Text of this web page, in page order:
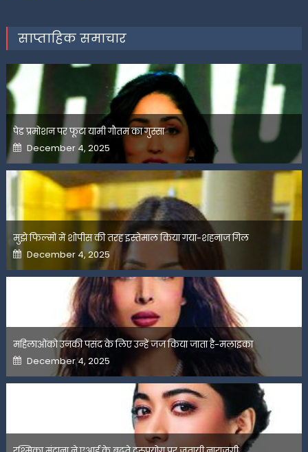
साप्ताहिक समाचार
पेड प्रमोशन पर फूटा यामी गौतम का गुस्सा
Posted
on
December 4, 2025
मुझे फिल्मों में शोपीस की तरह इस्तेमाल किया गया-शहनाज गिल
Posted
on
December 4, 2025
महिलाओंको उनकी पसंद के लिए उन्हें जज किया जाता है-मलाइका
Posted
on
December 4, 2025